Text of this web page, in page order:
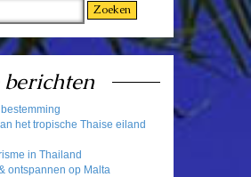
berichten
het tropische Thaise eiland
in Thailand
ontspannen op Malta